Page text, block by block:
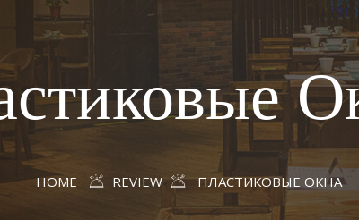
HOME REVIEW ПЛАСТИКОВЫЕ ОКНА